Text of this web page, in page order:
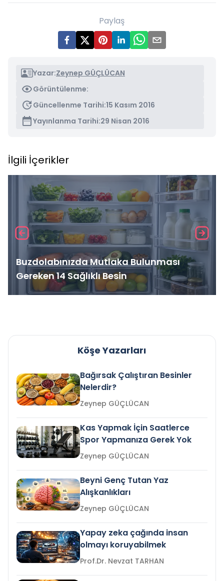
Paylaş
Yazar:Zeynep GÜÇLÜCAN
Görüntülenme:
Güncellenme Tarihi:15 Kasım 2016
Yayınlanma Tarihi:29 Nisan 2016
İlgili İçerikler
Buzdolabınızda Mutlaka Bulunması
Gereken 14 Sağlıklı Besin
Köşe Yazarları
Bağırsak Çalıştıran Besinler
Nelerdir?
Zeynep GÜÇLÜCAN
Kas Yapmak İçin Saatlerce
Spor Yapmanıza Gerek Yok
Zeynep GÜÇLÜCAN
Beyni Genç Tutan Yaz
Alışkanlıkları
Zeynep GÜÇLÜCAN
Yapay zeka çağında insan
olmayı koruyabilmek
Prof.Dr. Nevzat TARHAN